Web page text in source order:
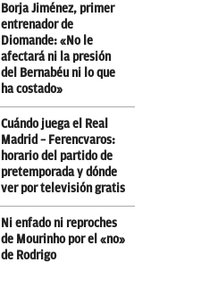
Borja Jiménez, primer
entrenador de
Diomande: «No le
afectará ni la presión
del Bernabéu ni lo que
ha costado»
Cuándo juega el Real
Madrid – Ferencvaros:
horario del partido de
pretemporada y dónde
ver por televisión gratis
Ni enfado ni reproches
de Mourinho por el «no»
de Rodrigo